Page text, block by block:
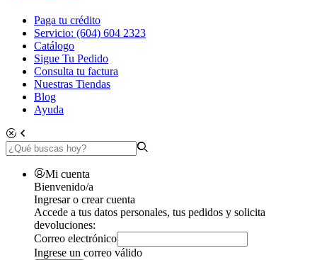
Paga tu crédito
Servicio: (604) 604 2323
Catálogo
Sigue Tu Pedido
Consulta tu factura
Nuestras Tiendas
Blog
Ayuda
Mi cuenta
Bienvenido/a
Ingresar o crear cuenta
Accede a tus datos personales, tus pedidos y solicita
devoluciones:
Correo electrónico
Ingrese un correo válido